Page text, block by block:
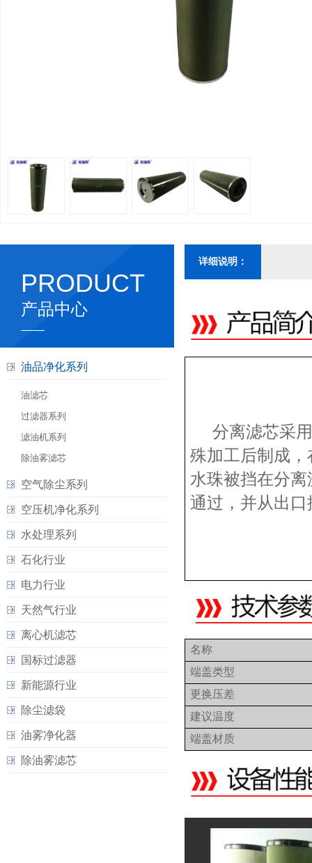
PRODUCT
产品中心
油品净化系列
油滤芯
过滤器系列
滤油机系列
除油雾滤芯
空气除尘系列
空压机净化系列
水处理系列
石化行业
电力行业
天然气行业
离心机滤芯
国标过滤器
新能源行业
除尘滤袋
油雾净化器
除油雾滤芯
详细说明：
分离滤芯采
殊加工后制成
水珠被挡在分
通过，并从出口
名称
端盖类型
更换压差
建议温度
端盖材质